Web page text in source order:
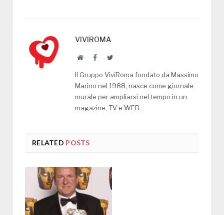
VIVIROMA
WebsiteFacebookTwitter
Il Gruppo ViviRoma fondato da Massimo
Marino nel 1988, nasce come giornale
murale per ampliarsi nel tempo in un
magazine, TV e WEB.
RELATED POSTS